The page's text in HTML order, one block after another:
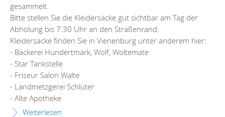
gesammelt.
Bitte stellen Sie die Kleidersäcke gut sichtbar am Tag der
Abholung bis 7:30 Uhr an den Straßenrand.
Kleidersäcke finden Sie in Vienenburg unter anderem hier:
- Bäckerei Hundertmark, Wolf, Woltemate
- Star Tankstelle
- Friseur Salon Walte
- Landmetzgerei Schlüter
- Alte Apotheke
Weiterlesen